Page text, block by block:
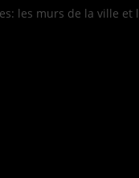
les murs de la ville